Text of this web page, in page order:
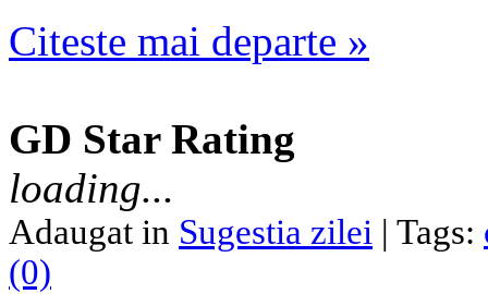
Citeste mai departe »
GD Star Rating
loading...
Adaugat in Sugestia zilei | Tags:
(0)